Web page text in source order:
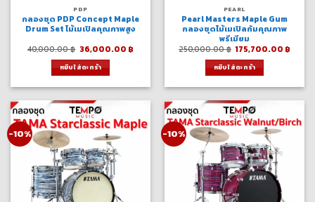
PDP
กลองชุด PDP Concept Maple
Drum Set ไม้เมเปิลคุณภาพสูง
40,000.00฿ Original
price
was:
40,000.00 ฿.
36,000.00 ฿Current
หยิบใส่ตะกร้า
PEARL
Pearl Masters Maple Gum
กลองชุดไม้เมเปิลกัมคุณภาพ
พรีเมียม
250,000.00฿ Original
price
was:
250,000.00 ฿.
175,700.00 ฿
หยิบใส่ตะกร้า
-10% -10%